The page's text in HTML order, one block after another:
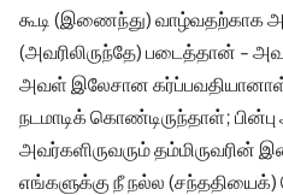
கூடி (இணைந்து) வாழ்வதற்காக
(அவரிலிருந்தே) படைத்தான் -
அவள் இலேசான
நடமாடிக் கொண்டிருந்தாள்;
அவர்களிருவரும்
எங்களுக்கு நீ நல்ல